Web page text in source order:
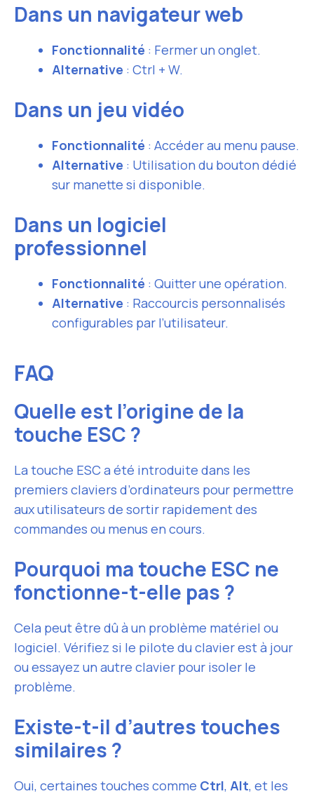
Dans un navigateur web
Fonctionnalité : Fermer un onglet.
Alternative : Ctrl + W.
Dans un jeu vidéo
Fonctionnalité : Accéder au menu pause.
Alternative : Utilisation du bouton dédié
sur manette si disponible.
Dans un logiciel
professionnel
Fonctionnalité : Quitter une opération.
Alternative : Raccourcis personnalisés
configurables par l’utilisateur.
FAQ
Quelle est l’origine de la
touche ESC ?
La touche ESC a été introduite dans les
premiers claviers d’ordinateurs pour permettre
aux utilisateurs de sortir rapidement des
commandes ou menus en cours.
Pourquoi ma touche ESC ne
fonctionne-t-elle pas ?
Cela peut être dû à un problème matériel ou
logiciel. Vérifiez si le pilote du clavier est à jour
ou essayez un autre clavier pour isoler le
problème.
Existe-t-il d’autres touches
similaires ?
Oui, certaines touches comme Ctrl, Alt, et les